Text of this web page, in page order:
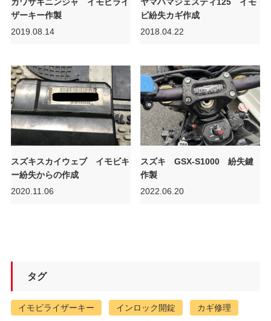
カワサキニンジャ イモビライ
ザーキー作製
2019.08.14
ヤマハマジェスティ125 イモ
ビ紛失カギ作成
2018.04.22
スズキスカイウェブ イモビキ
ー紛失からの作成
2020.11.06
スズキ GSX-S1000 紛失鍵
作製
2022.06.20
タグ
イモビライザーキー インロック開錠 カギ修理